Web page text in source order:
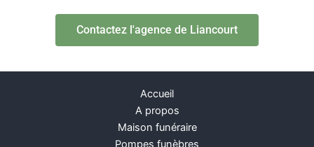
Contactez l'agence de Liancourt
Accueil
A propos
Maison funéraire
Pompes funèbres